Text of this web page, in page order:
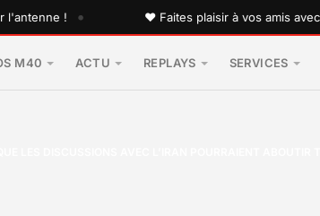
! • ♥ Faites plaisir à vos amis avec
M40 ACTU REPLAYS SERVICES